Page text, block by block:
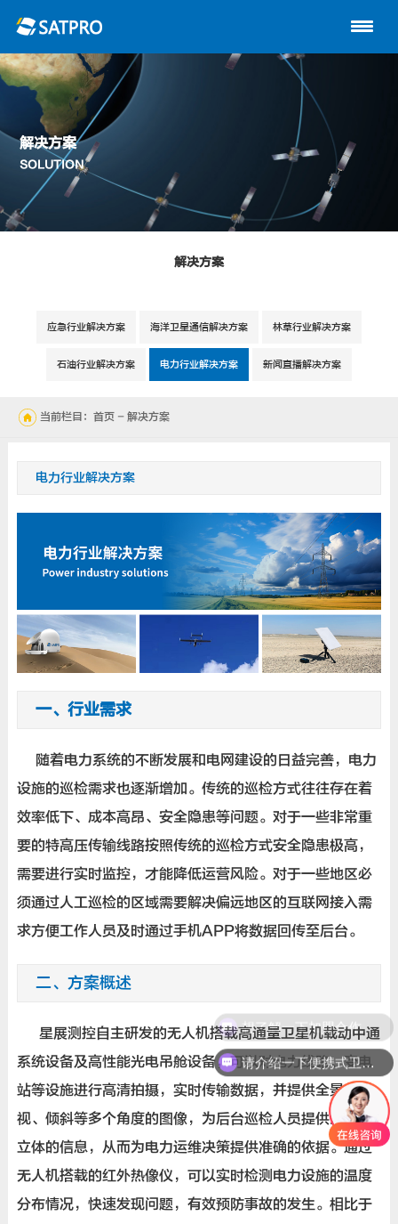
关于星展
动中通系列
路由器
陆地自动站
技术支持
解决方案
SOLUTION
解决方案
应急行业解决方案 海洋卫星通信解决方案 林草行业解决方案
石油行业解决方案 电力行业解决方案 新闻直播解决方案
当前栏目：首页 - 解决方案
电力行业解决方案
一、行业需求
随着电力系统的不断发展和电网建设的日益完善，电力
设施的巡检需求也逐渐增加。传统的巡检方式往往存在着
效率低下、成本高昂、安全隐患等问题。对于一些非常重
要的特高压传输线路按照传统的巡检方式安全隐患极高，
需要进行实时监控，才能降低运营风险。对于一些地区必
须通过人工巡检的区域需要解决偏远地区的互联网接入需
求方便工作人员及时通过手机APP将数据回传至后台。
二、方案概述
星展测控自主研发的无人机搭载高通量卫星机载动中通
系统设备及高性能光电吊舱设备，可以对电力线路、变电
站等设施进行高清拍摄，实时传输数据，并提供全景、俯
视、倾斜等多个角度的图像，为后台巡检人员提供全面、
立体的信息，从而为电力运维决策提供准确的依据。通过
无人机搭载的红外热像仪，可以实时检测电力设施的温度
分布情况，快速发现问题，有效预防事故的发生。相比于
请介绍一下便携式卫星通信设备